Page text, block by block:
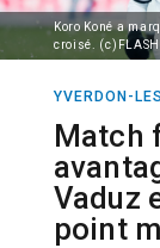
Koro Koné a
croisé.
YVERDON-
Match
Vaduz
point